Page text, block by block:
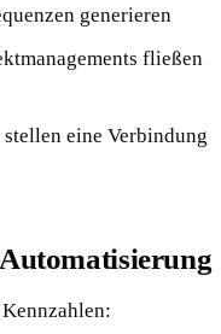
generieren
fließen
eine Verbindung